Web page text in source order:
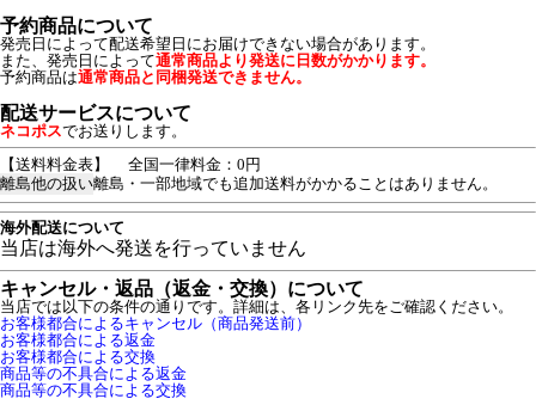
予約商品について
発売日によって配送希望日にお届けできない場合があります。
また、発売日によって通常商品より発送に日数がかかります。
予約商品は通常商品と同梱発送できません。
配送サービスについて
ネコポスでお送りします。
【送料料金表】
全国一律料金：0円
離島他の扱い離島・一部地域でも追加送料がかかることはありません。
海外配送について
当店は海外へ発送を行っていません
キャンセル・返品（返金・交換）について
当店では以下の条件の通りです。詳細は、各リンク先をご確認ください。
お客様都合によるキャンセル（商品発送前）
お客様都合による返金
お客様都合による交換
商品等の不具合による返金
商品等の不具合による交換